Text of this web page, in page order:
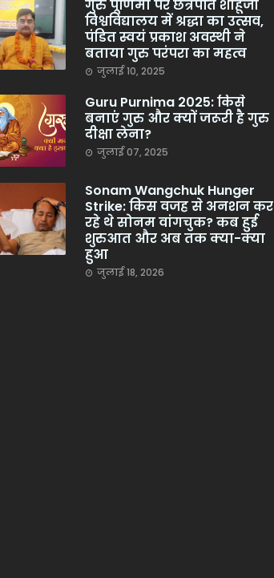
गुरु पूर्णिमा पर छत्रपति शाहूजी
विश्वविद्यालय में श्रद्धा का उत्सव,
पंडित स्वयं प्रकाश अवस्थी ने
बताया गुरु परंपरा का महत्व
जुलाई 10, 2025
Guru Purnima 2025: किसे
बनाएं गुरु और क्यों जरूरी है गुरु
दीक्षा लेना?
जुलाई 07, 2025
Sonam Wangchuk Hunger
Strike: किस वजह से अनशन कर
रहे थे सोनम वांगचुक? कब हुई
शुरुआत और अब तक क्या-क्या
हुआ
जुलाई 18, 2026